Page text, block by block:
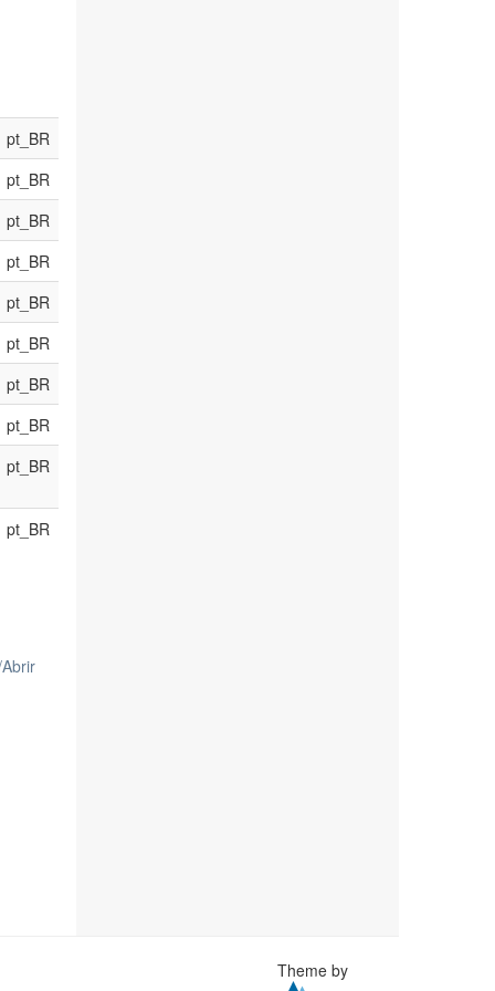
pt_BR
pt_BR
pt_BR
pt_BR
pt_BR
pt_BR
pt_BR
pt_BR
pt_BR
pt_BR
Abrir
Theme by